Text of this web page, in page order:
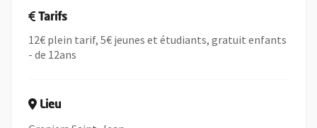
Tarifs
12€ plein tarif, 5€ jeunes et étudiants, gratuit enfants
- de 12ans
Lieu